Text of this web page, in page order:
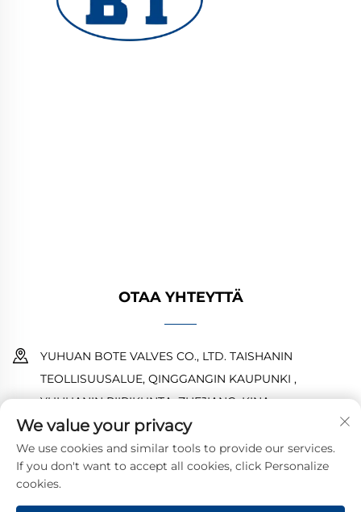
OTAA YHTEYTTÄ
YUHUAN BOTE VALVES CO., LTD. TAISHANIN
TEOLLISUUSALUE, QINGGANGIN KAUPUNKI ,
YUHUANIN PIIRIKUNTA ,ZHEJIANG ,KINA
18968473237
[email protected]
We value your privacy
We use cookies and similar tools to provide our services.
If you don't want to accept all cookies, click Personalize
cookies.